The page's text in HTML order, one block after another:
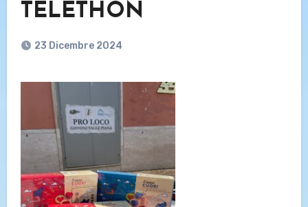
TELETHON
23 Dicembre 2024